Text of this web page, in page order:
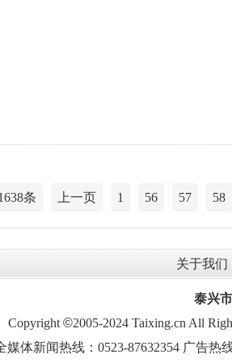
条 上一页 1 56 57 58
关于我们
泰兴
Copyright ©2005-2024 Taixing.cn All
媒体新闻热线：0523-87632354 广告热